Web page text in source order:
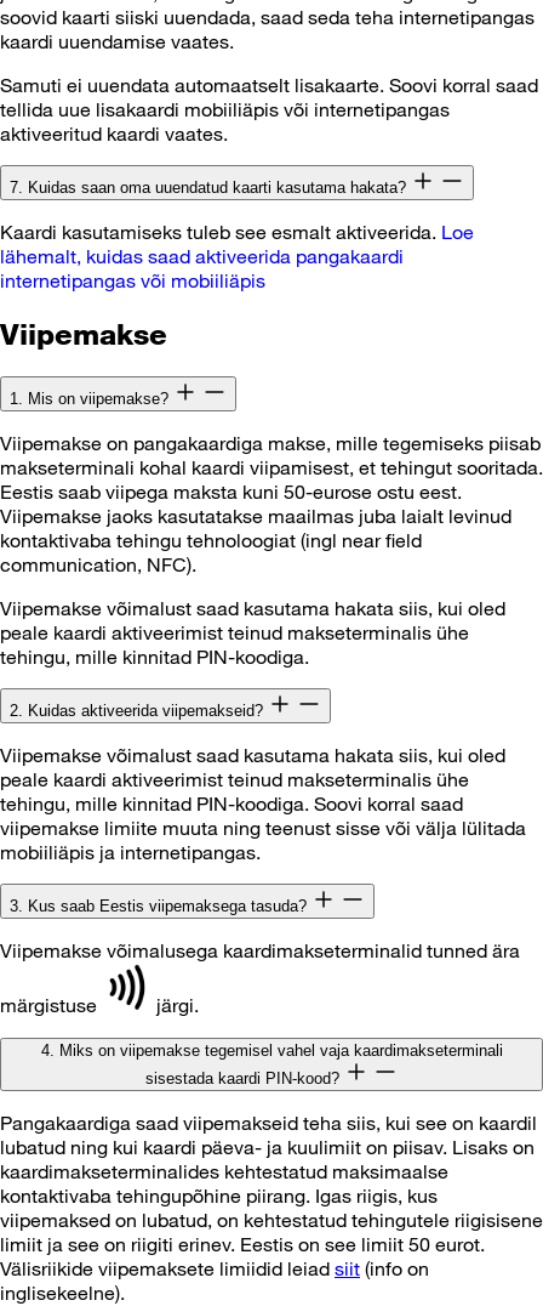
soovid kaarti siiski uuendada, saad seda teha internetipangas
kaardi uuendamise vaates.
Samuti ei uuendata automaatselt lisakaarte. Soovi korral saad
tellida uue lisakaardi mobiiliäpis või internetipangas
aktiveeritud kaardi vaates.
7. Kuidas saan oma uuendatud kaarti kasutama hakata?
Kaardi kasutamiseks tuleb see esmalt aktiveerida. Loe
lähemalt, kuidas saad aktiveerida pangakaardi
internetipangas või mobiiliäpis
Viipemakse
1. Mis on viipemakse?
Viipemakse on pangakaardiga makse, mille tegemiseks piisab
makseterminali kohal kaardi viipamisest, et tehingut sooritada.
Eestis saab viipega maksta kuni 50-eurose ostu eest.
Viipemakse jaoks kasutatakse maailmas juba laialt levinud
kontaktivaba tehingu tehnoloogiat (ingl near field
communication, NFC).
Viipemakse võimalust saad kasutama hakata siis, kui oled
peale kaardi aktiveerimist teinud makseterminalis ühe
tehingu, mille kinnitad PIN-koodiga.
2. Kuidas aktiveerida viipemakseid?
Viipemakse võimalust saad kasutama hakata siis, kui oled
peale kaardi aktiveerimist teinud makseterminalis ühe
tehingu, mille kinnitad PIN-koodiga. Soovi korral saad
viipemakse limiite muuta ning teenust sisse või välja lülitada
mobiiliäpis ja internetipangas.
3. Kus saab Eestis viipemaksega tasuda?
Viipemakse võimalusega kaardimakseterminalid tunned ära
märgistuse järgi.
4. Miks on viipemakse tegemisel vahel vaja kaardimakseterminali
sisestada kaardi PIN-kood?
Pangakaardiga saad viipemakseid teha siis, kui see on kaardil
lubatud ning kui kaardi päeva- ja kuulimiit on piisav. Lisaks on
kaardimakseterminalides kehtestatud maksimaalse
kontaktivaba tehingupõhine piirang. Igas riigis, kus
viipemaksed on lubatud, on kehtestatud tehingutele riigisisene
limiit ja see on riigiti erinev. Eestis on see limiit 50 eurot.
Välisriikide viipemaksete limiidid leiad siit (info on
inglisekeelne).